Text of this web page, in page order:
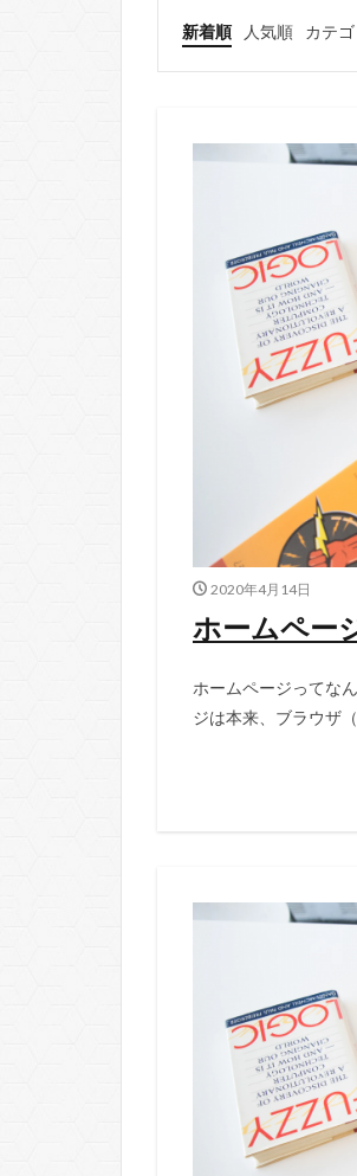
新着順 人気順
カテ
スタ
Web
ホー
Web
サイ
2020年4月14日
ホームペー
ホームページってな
ジは本来、ブラウザ